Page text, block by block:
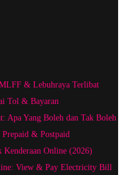
& Lebuhraya Terlibat
Tol & Bayaran
Apa Yang Boleh dan Tak Boleh
& Postpaid
Kenderaan Online (2026)
View & Pay Electricity Bill